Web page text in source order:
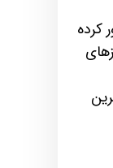
کرده